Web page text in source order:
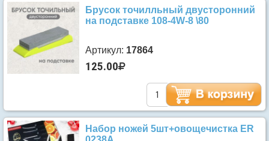
Брусок точилльный двусторонний
на подставке 108-4W-8 \80
Артикул: 17864
125.00
Набор ножей 5шт+овощечистка ER